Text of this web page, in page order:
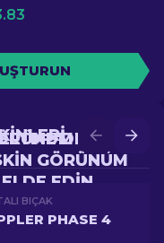
DAHA
GÖRÜNÜM
ELDE EDIN
ELDE
BIÇAK
PHASE 4